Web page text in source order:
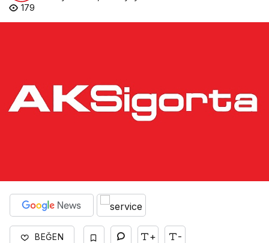
179
BEĞEN + -